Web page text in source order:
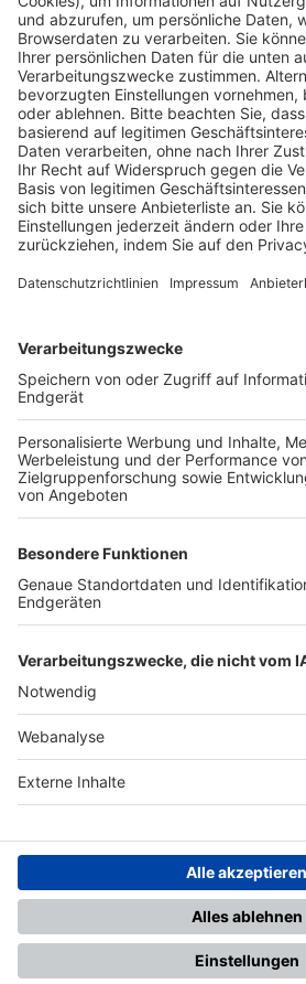
Pässe und Vereinswechsel
Trainerausbildung
Schulungsangebot Vereinsmitarbeiter
BFV-Geschäftsstellen
Trainerbörse
Login SpielPlus
FOLGE DEM BFV
TOP-VEREINE
TOP-PARTNER
Nutzungsbedingungen Datenschutz